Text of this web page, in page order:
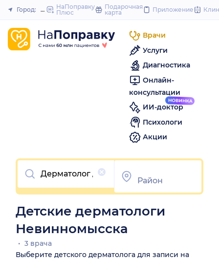
to
Закрыть
Город: Невинномысск
НаПоправку
Плюс
Подарочная
карта
Приложение
Врачи
Услуги
Диагностика
Онлайн-
консультации
ИИ-доктор
Психологи
Акции
Очистить
Детские дерматологи
Невинномысска
3 врача
Выберите детского дерматолога для записи на